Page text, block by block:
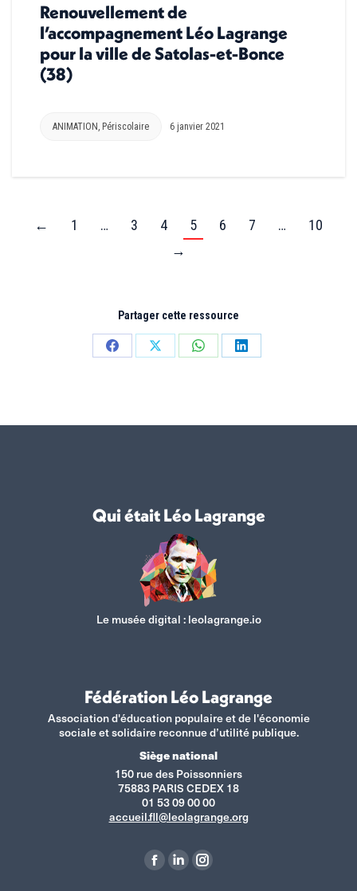
Renouvellement de
l’accompagnement Léo Lagrange
pour la ville de Satolas-et-Bonce
(38)
ANIMATION , Périscolaire 6 janvier 2021
← 1 … 3 4 5 6 7 …
10
→
Partager cette ressource
PartagerPartagerPartagerPartager
Qui était Léo Lagrange
Le musée digital :leolagrange.io
Fédération Léo Lagrange
Association d'éducation populaire et de l'économie
sociale et solidaire reconnue d’utilité publique.
Siège national
150 rue des Poissonniers
75883 PARIS CEDEX 18
01 53 09 00 00
accueil.fll@leolagrange.org
La
La
La